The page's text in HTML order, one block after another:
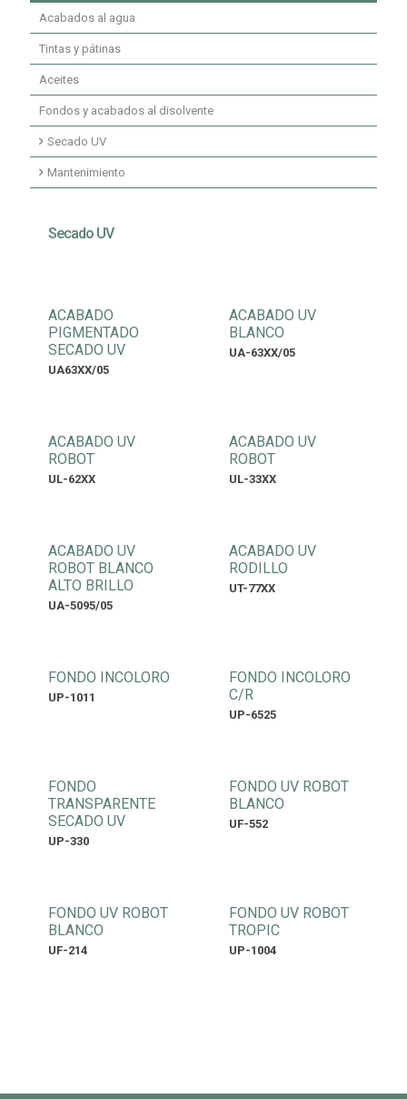
Fondos y acabados poliuretano ignífugos
Acabados secados UV
Acabados al agua
Tintas y pátinas
Aceites
Fondos y acabados al disolvente
Secado UV
Imprimaciones secado UV
Acabados secado UV
Mantenimiento
Mantenimiento ceras
Secado UV
ACABADO
PIGMENTADO
SECADO UV
UA63XX/05
ACABADO UV
BLANCO
UA-63XX/05
ACABADO UV
ROBOT
UL-62XX
ACABADO UV
ROBOT
UL-33XX
ACABADO UV
ROBOT BLANCO
ALTO BRILLO
UA-5095/05
ACABADO UV
RODILLO
UT-77XX
FONDO INCOLORO
UP-1011
FONDO INCOLORO
C/R
UP-6525
FONDO
TRANSPARENTE
SECADO UV
UP-330
FONDO UV ROBOT
BLANCO
UF-552
FONDO UV ROBOT
BLANCO
UF-214
FONDO UV ROBOT
TROPIC
UP-1004